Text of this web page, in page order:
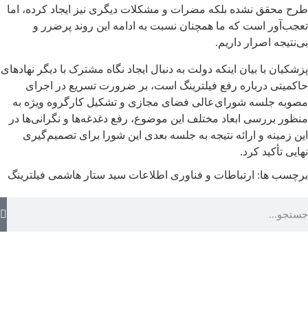
طرح محقق نشده بلکه مضرات و مشکلات دیگری نیز ایجاد کرده، اما
تعجب‌آور است که ما همچنان نسبت به ادامه این روند پرضرر و
بی‌نتیجه اصرار داریم.
پزشکیان با بیان اینکه دولت به دنبال ایجاد نگاه مشترک با دیگر نهادهای
حاکمیتی درباره رفع فیلترینگ است، بر ضرورت تسریع در اجرای
مصوبه جلسه شورای‌عالی فضای مجازی و تشکیل کارگروه ویژه به
منظور بررسی ابعاد مختلف این موضوع، رفع دغدغه‌ها و نگرانی‌ها در
این زمینه و ارائه نتیجه به جلسه بعدی این شورا برای تصمیم‌گیری
نهایی تأکید کرد.
برچسب ها: ارتباطات و فناوری اطلاعات سید ستار هاشمی فیلترینگ